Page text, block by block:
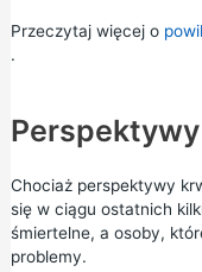
Przeczytaj więcej o
.
Perspektywy
Chociaż perspektywy
się w ciągu ostatnich
śmiertelne, a osoby,
problemy.